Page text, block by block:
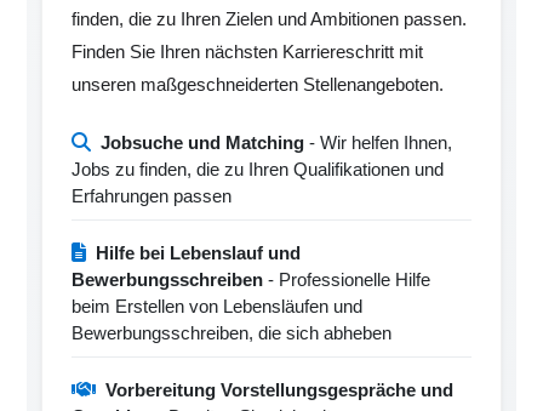
finden, die zu Ihren Zielen und Ambitionen passen.
Finden Sie Ihren nächsten Karriereschritt mit
unseren maßgeschneiderten Stellenangeboten.
Jobsuche und Matching - Wir helfen Ihnen,
Jobs zu finden, die zu Ihren Qualifikationen und
Erfahrungen passen
Hilfe bei Lebenslauf und
Bewerbungsschreiben - Professionelle Hilfe
beim Erstellen von Lebensläufen und
Bewerbungsschreiben, die sich abheben
Vorbereitung Vorstellungsgespräche und